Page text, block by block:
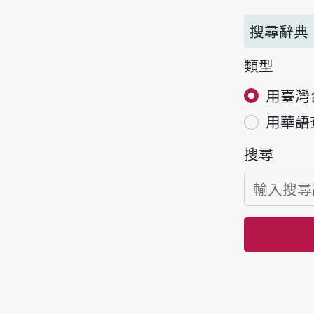
搜尋辭典
類型
用臺
用華
搜尋